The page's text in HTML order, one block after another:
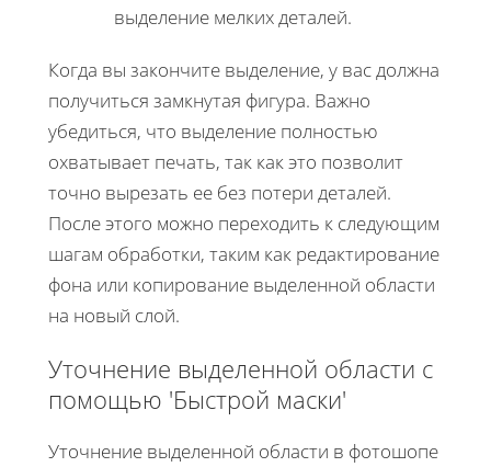
выделение мелких деталей.
Когда вы закончите выделение, у вас должна
получиться замкнутая фигура. Важно
убедиться, что выделение полностью
охватывает печать, так как это позволит
точно вырезать ее без потери деталей.
После этого можно переходить к следующим
шагам обработки, таким как редактирование
фона или копирование выделенной области
на новый слой.
Уточнение выделенной области с
помощью 'Быстрой маски'
Уточнение выделенной области в фотошопе